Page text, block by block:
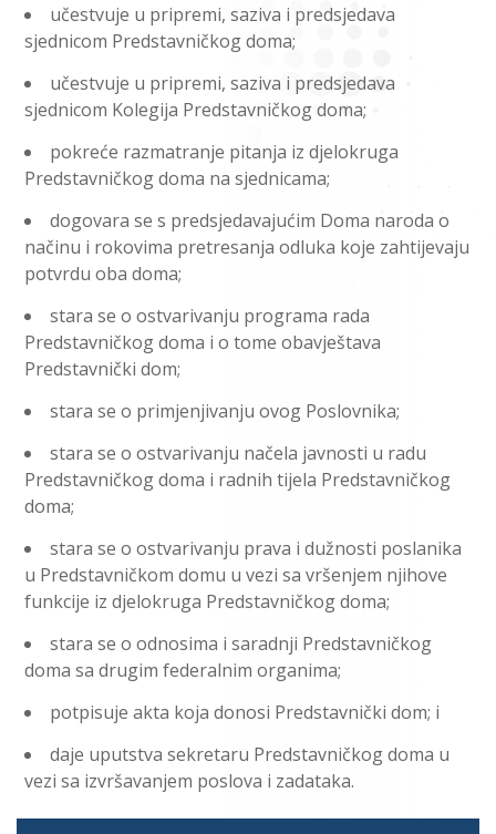
učestvuje u pripremi, saziva i predsjedava
sjednicom Predstavničkog doma;
učestvuje u pripremi, saziva i predsjedava
sjednicom Kolegija Predstavničkog doma;
pokreće razmatranje pitanja iz djelokruga
Predstavničkog doma na sjednicama;
dogovara se s predsjedavajućim Doma naroda o
načinu i rokovima pretresanja odluka koje zahtijevaju
potvrdu oba doma;
stara se o ostvarivanju programa rada
Predstavničkog doma i o tome obavještava
Predstavnički dom;
stara se o primjenjivanju ovog Poslovnika;
stara se o ostvarivanju načela javnosti u radu
Predstavničkog doma i radnih tijela Predstavničkog
doma;
stara se o ostvarivanju prava i dužnosti poslanika
u Predstavničkom domu u vezi sa vršenjem njihove
funkcije iz djelokruga Predstavničkog doma;
stara se o odnosima i saradnji Predstavničkog
doma sa drugim federalnim organima;
potpisuje akta koja donosi Predstavnički dom; i
daje uputstva sekretaru Predstavničkog doma u
vezi sa izvršavanjem poslova i zadataka.